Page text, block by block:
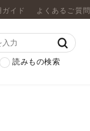
ガイド よくあるご質問
読みもの検索